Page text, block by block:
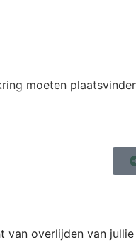
moeten
van overlijden van